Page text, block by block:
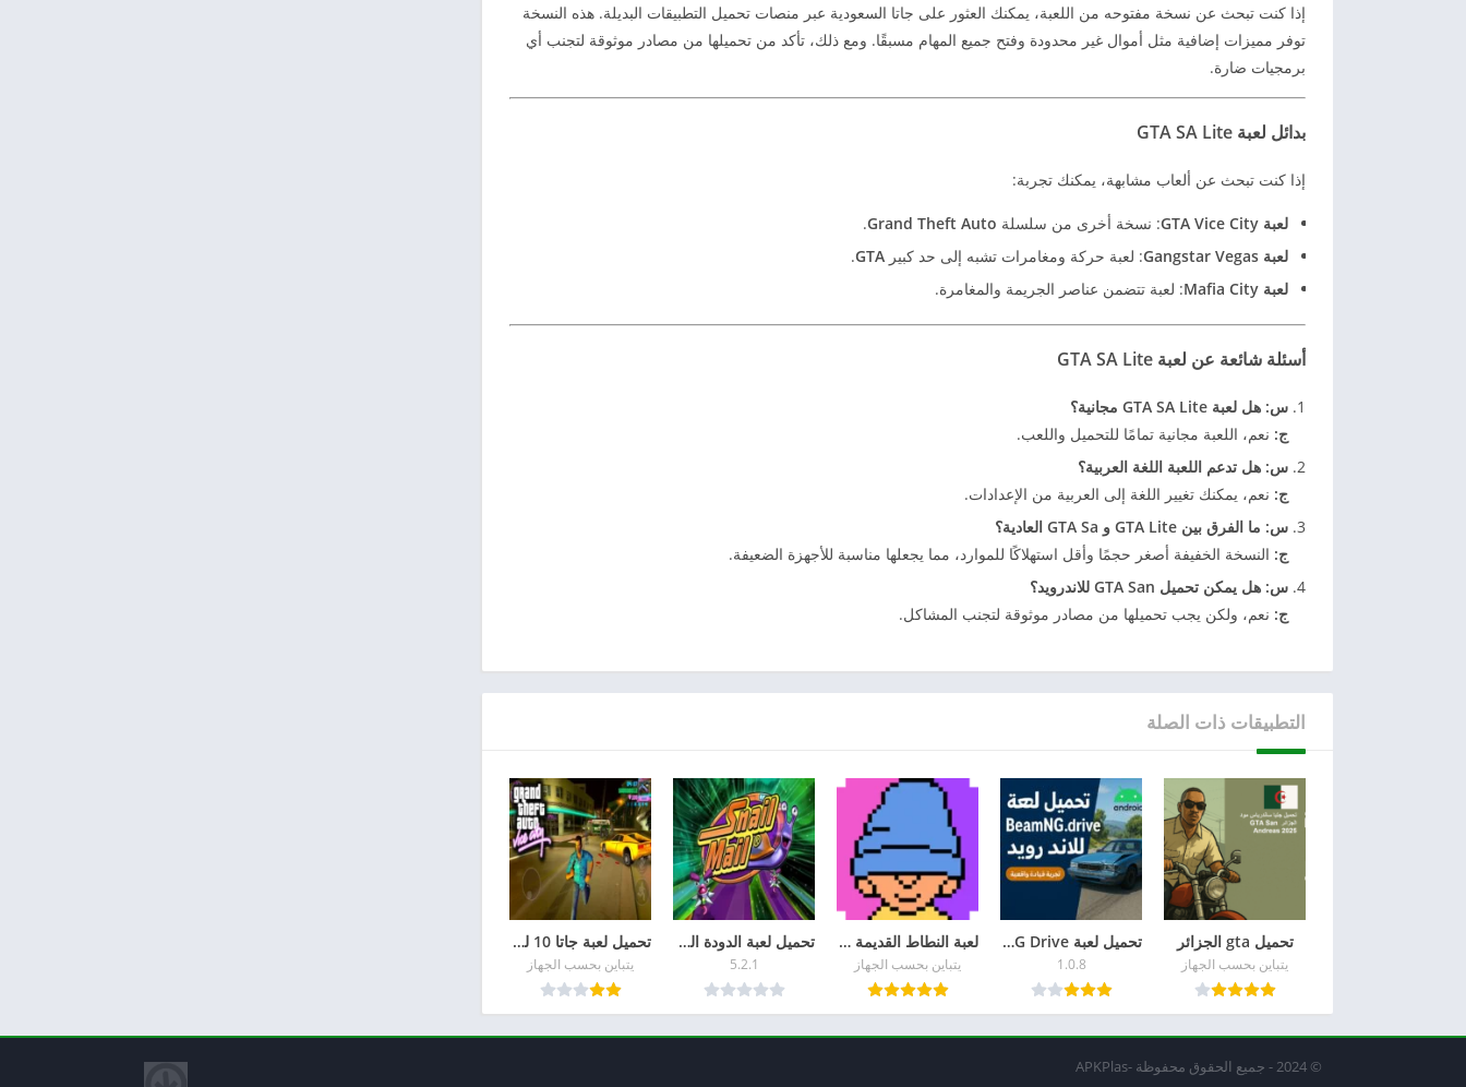
إذا كنت تبحث عن نسخة مفتوحه من اللعبة، يمكنك العثور على جاتا السعودية عبر منصات تحميل التطبيقات البديلة. هذه النسخة
توفر مميزات إضافية مثل أموال غير محدودة وفتح جميع المهام مسبقًا. ومع ذلك، تأكد من تحميلها من مصادر موثوقة لتجنب أي
برمجيات ضارة.
بدائل لعبة GTA SA Lite
إذا كنت تبحث عن ألعاب مشابهة، يمكنك تجربة:
لعبة GTA Vice City : نسخة أخرى من سلسلة Grand Theft Auto
.
لعبة Gangstar Vegas
: لعبة حركة ومغامرات تشبه إلى حد كبير GTA
.
لعبة Mafia City
: لعبة تتضمن عناصر الجريمة والمغامرة.
أسئلة شائعة عن لعبة GTA SA Lite
س: هل لعبة GTA SA Lite مجانية؟
ج: نعم، اللعبة مجانية تمامًا للتحميل واللعب.
س: هل تدعم اللعبة اللغة العربية؟
ج: نعم، يمكنك تغيير اللغة إلى العربية من الإعدادات.
س: ما الفرق بين GTA Lite و GTA Sa العادية؟
ج: النسخة الخفيفة أصغر حجمًا وأقل استهلاكًا للموارد، مما يجعلها مناسبة للأجهزة الضعيفة.
س: هل يمكن تحميل GTA San للاندرويد؟
ج: نعم، ولكن يجب تحميلها من مصادر موثوقة لتجنب المشاكل.
التطبيقات ذات الصلة
تحميل gta الجزائر
يتباين بحسب الجهاز
تحميل لعبة BeamNG Drive للاندرويد – تجربة قيادة سيارات واقعية ومميزة
1.0.8
لعبة النطاط القديمة Icy Tower للكمبيوتر والجوال
يتباين بحسب الجهاز
تحميل لعبة الدودة الشقية Snail Mail أخر إصدار
5.2.1
تحميل لعبة جاتا 10 للموبايل APK برابط مباشر 2026 | GTA 10
يتباين بحسب الجهاز
© 2024 - جميع الحقوق محفوظة -APKPlas